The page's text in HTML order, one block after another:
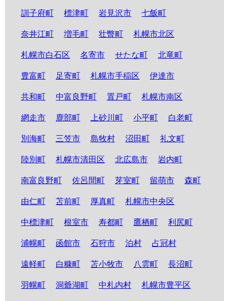
訓子府町 標津町 岩見沢市 七飯町
奈井江町 増毛町 壮瞥町 札幌市北区
札幌市白石区 名寄市 せたな町 北竜町
豊富町 足寄町 札幌市手稲区 伊達市
共和町 中富良野町 置戸町 札幌市南区
網走市 鹿部町 上砂川町 小平町 白老町
別海町 三笠市 島牧村 沼田町 礼文町
陸別町 札幌市清田区 北広島市 岩内町
南富良野町 佐呂間町 芽室町 留萌市 森町
由仁町 苫前町 厚真町 札幌市中央区
中標津町 根室市 寿都町 鷹栖町 利尻町
浦幌町 函館市 石狩市 泊村 占冠村
遠軽町 白糠町 苫小牧市 八雲町 長沼町
羽幌町 洞爺湖町 中札内村 札幌市豊平区